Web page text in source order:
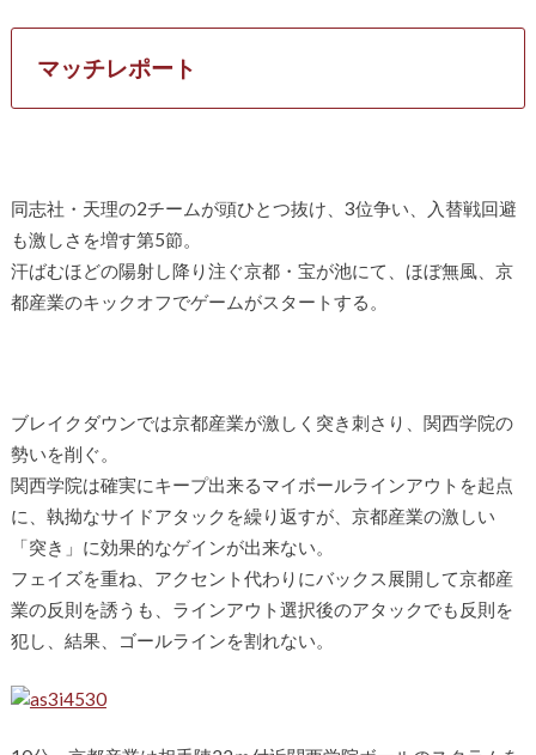
マッチレポート
同志社・天理の2チームが頭ひとつ抜け、3位争い、入替戦回避
も激しさを増す第5節。
汗ばむほどの陽射し降り注ぐ京都・宝が池にて、ほぼ無風、京
都産業のキックオフでゲームがスタートする。
ブレイクダウンでは京都産業が激しく突き刺さり、関西学院の
勢いを削ぐ。
関西学院は確実にキープ出来るマイボールラインアウトを起点
に、執拗なサイドアタックを繰り返すが、京都産業の激しい
「突き」に効果的なゲインが出来ない。
フェイズを重ね、アクセント代わりにバックス展開して京都産
業の反則を誘うも、ラインアウト選択後のアタックでも反則を
犯し、結果、ゴールラインを割れない。